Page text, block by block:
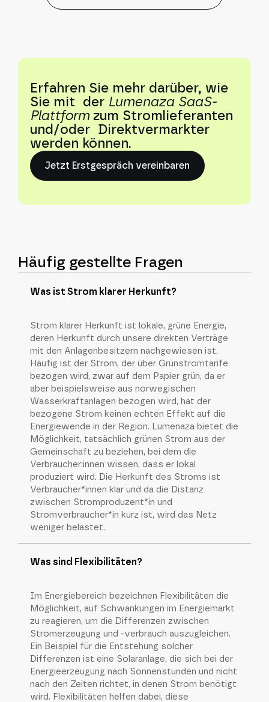
Erfahren Sie mehr darüber, wie
Sie mit der Lumenaza SaaS-
Plattform zum Stromlieferanten
und/oder Direktvermarkter
werden können.
Jetzt Erstgespräch vereinbaren
Häufig gestellte Fragen
Was ist Strom klarer Herkunft?
Strom klarer Herkunft ist lokale, grüne Energie,
deren Herkunft durch unsere direkten Verträge
mit den Anlagenbesitzern nachgewiesen ist.
Häufig ist der Strom, der über Grünstromtarife
bezogen wird, zwar auf dem Papier grün, da er
aber beispielsweise aus norwegischen
Wasserkraftanlagen bezogen wird, hat der
bezogene Strom keinen echten Effekt auf die
Energiewende in der Region. Lumenaza bietet die
Möglichkeit, tatsächlich grünen Strom aus der
Gemeinschaft zu beziehen, bei dem die
Verbraucher:innen wissen, dass er lokal
produziert wird. Die Herkunft des Stroms ist
Verbraucher*innen klar und da die Distanz
zwischen Stromproduzent*in und
Stromverbraucher*in kurz ist, wird das Netz
weniger belastet.
Was sind Flexibilitäten?
Im Energiebereich bezeichnen Flexibilitäten die
Möglichkeit, auf Schwankungen im Energiemarkt
zu reagieren, um die Differenzen zwischen
Stromerzeugung und -verbrauch auszugleichen.
Ein Beispiel für die Entstehung solcher
Differenzen ist eine Solaranlage, die sich bei der
Energieerzeugung nach Sonnenstunden und nicht
nach den Zeiten richtet, in denen Strom benötigt
wird. Flexibilitäten helfen dabei, diese